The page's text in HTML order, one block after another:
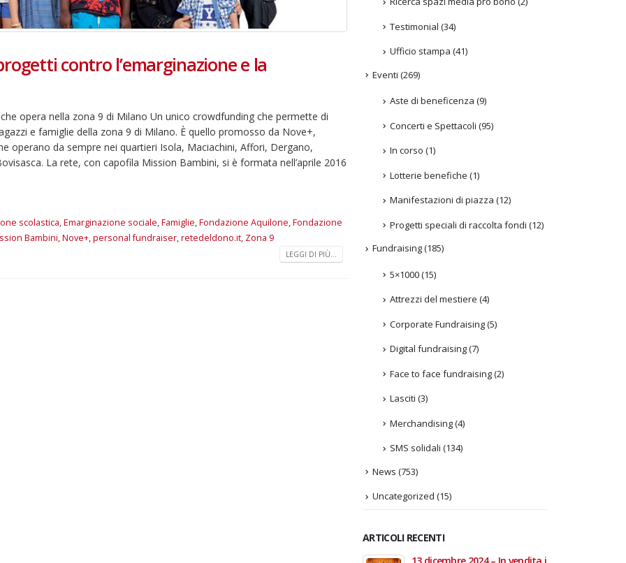
contro l’emarginazione e la
opera nella zona 9 di Milano Un unico crowdfunding che permette di
e famiglie della zona 9 di Milano. È quello promosso da Nove+,
operano da sempre nei quartieri Isola, Maciachini, Affori, Dergano,
La rete, con capofila Mission Bambini, si è formata nell’aprile 2016
scolastica,Emarginazione sociale,Famiglie,Fondazione Aquilone,Fondazione
Bambini,Nove+,personal fundraiser,retedeldono.it, Zona 9
LEGGI DI PIÙ...
Testimonial (34)
Ufficio stampa (41)
Eventi (269)
Aste di beneficenza (9)
Concerti e Spettacoli (95)
In corso (1)
Lotterie benefiche (1)
Manifestazioni di piazza (12)
Progetti speciali di raccolta fondi (12)
Fundraising(185)
5×1000(15)
Attrezzi del mestiere (4)
Corporate Fundraising(5)
Digital fundraising(7)
Face to face fundraising(2)
Lasciti (3)
Merchandising(4)
SMS solidali (134)
News (753)
Uncategorized (15)
ARTICOLI RECENTI